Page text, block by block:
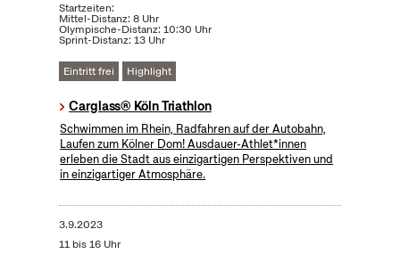
Startzeiten:
Mittel-Distanz: 8 Uhr
Olympische-Distanz: 10:30 Uhr
Sprint-Distanz: 13 Uhr
Eintritt frei Highlight
Carglass® Köln Triathlon
Schwimmen im Rhein, Radfahren auf der Autobahn,
Laufen zum Kölner Dom! Ausdauer-Athlet*innen
erleben die Stadt aus einzigartigen Perspektiven und
in einzigartiger Atmosphäre.
3.9.2023
11 bis 16 Uhr